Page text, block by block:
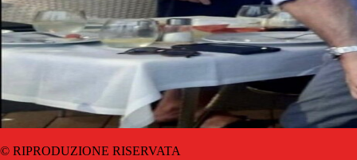
© RIPRODUZIONE RISERVATA